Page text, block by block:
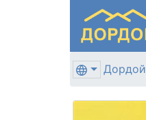
Дордой